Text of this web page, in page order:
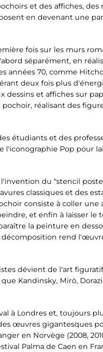
et des affiches, des
en devenant une
fois sur les murs
séparément, en
années 70, comme
deux fois plus
et affiches sur
réalisant des
étudiants et des
l'iconographie Pop pour
du "stencil
classiques et des
consiste à coller une
et enfin à laisser le
la peinture en
rend
dévient de l'art
Kandinsky, Mirò,
à Londres et, toujours
œuvres gigantesques
en Norvège (2008,
Palma de Caen en